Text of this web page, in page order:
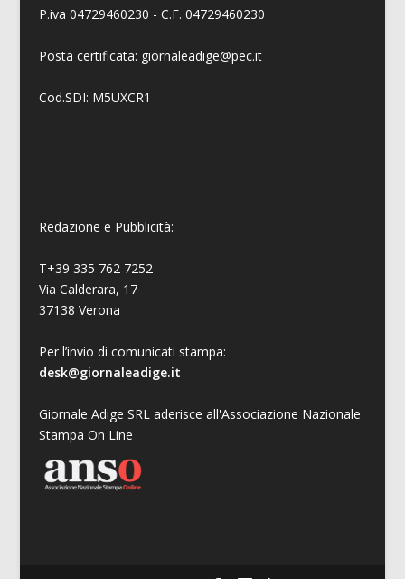
P.iva 04729460230 - C.F. 04729460230
Posta certificata: giornaleadige@pec.it
Cod.SDI: M5UXCR1
Redazione e Pubblicità:
T+39 335 762 7252
Via Calderara, 17
37138 Verona
Per l’invio di comunicati stampa:
desk@giornaleadige.it
Giornale Adige SRL aderisce all'Associazione Nazionale
Stampa On Line